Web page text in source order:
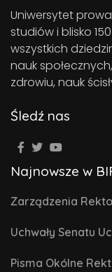
Uniwersytet
studiów i blisko
wszystkich
nauk
zdrowiu, nauk
Śledź nas
Najnowsze w
Zarządzenia
Uchwały Senatu
Pisma Okólne